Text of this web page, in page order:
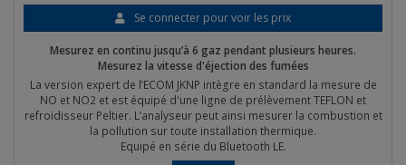
Se connecter pour voir les prix
Mesurez en continu jusqu’à 6 gaz pendant plusieurs heures.
Mesurez la vitesse d'éjection des fumées
La version expert de l’ECOM JKNP intègre en standard la mesure de
NO et NO2 et est équipé d'une ligne de prélèvement TEFLON et
refroidisseur Peltier. L’analyseur peut ainsi mesurer la combustion et
la pollution sur toute installation thermique.
Equipé en série du Bluetooth LE.